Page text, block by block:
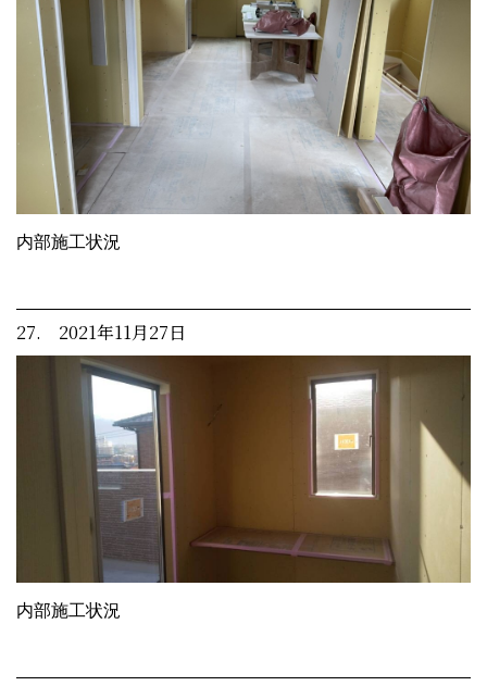
内部施工状況
27. 2021年11月27日
内部施工状況